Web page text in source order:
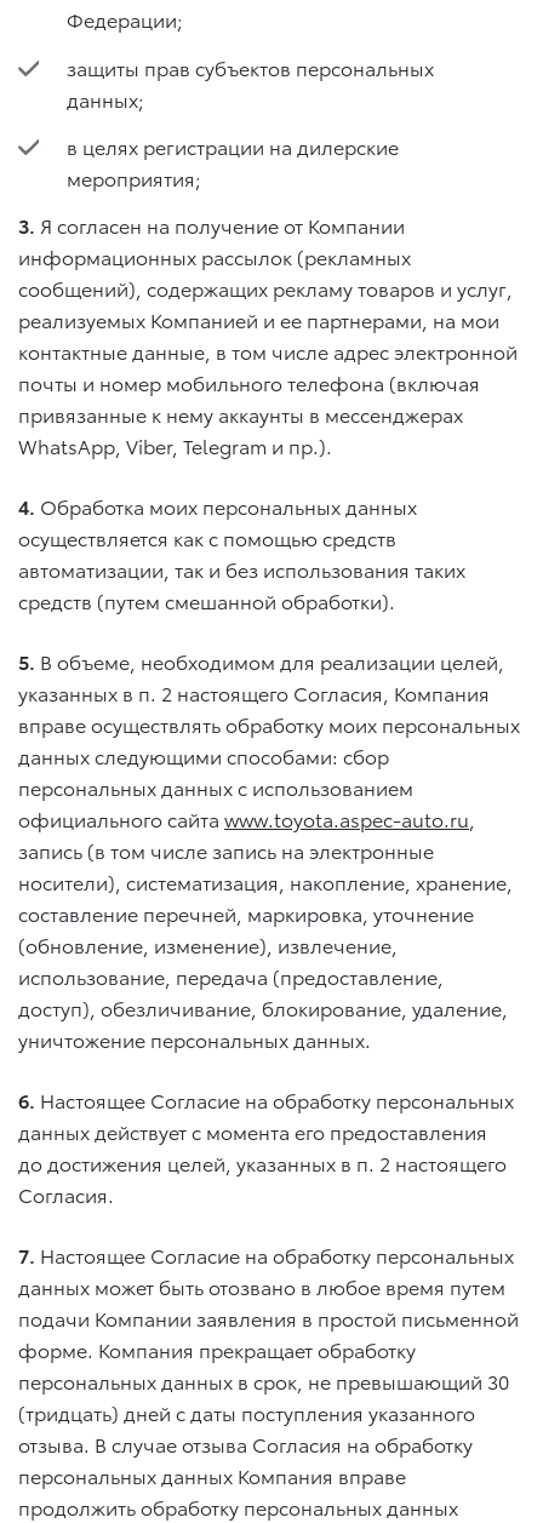
Федерации;
защиты прав субъектов персональных
данных;
в целях регистрации на дилерские
мероприятия;
3. Я согласен на получение от Компании
информационных рассылок (рекламных
сообщений), содержащих рекламу товаров и услуг,
реализуемых Компанией и ее партнерами, на мои
контактные данные, в том числе адрес электронной
почты и номер мобильного телефона (включая
привязанные к нему аккаунты в мессенджерах
WhatsApp, Viber, Telegram и пр.).
4. Обработка моих персональных данных
осуществляется как с помощью средств
автоматизации, так и без использования таких
средств (путем смешанной обработки).
5. В объеме, необходимом для реализации целей,
указанных в п. 2 настоящего Согласия, Компания
вправе осуществлять обработку моих персональных
данных следующими способами: сбор
персональных данных с использованием
официального сайта www.toyota.aspec-auto.ru
запись (в том числе запись на электронные
носители), систематизация, накопление, хранение,
составление перечней, маркировка, уточнение
(обновление, изменение), извлечение,
использование, передача (предоставление,
доступ), обезличивание, блокирование, удаление,
уничтожение персональных данных.
6. Настоящее Согласие на обработку персональных
данных действует с момента его предоставления
до достижения целей, указанных в п. 2 настоящего
Согласия.
7. Настоящее Согласие на обработку персональных
данных может быть отозвано в любое время путем
подачи Компании заявления в простой письменной
форме. Компания прекращает обработку
персональных данных в срок, не превышающий 30
(тридцать) дней с даты поступления указанного
отзыва. В случае отзыва Согласия на обработку
персональных данных Компания вправе
продолжить обработку персональных данных